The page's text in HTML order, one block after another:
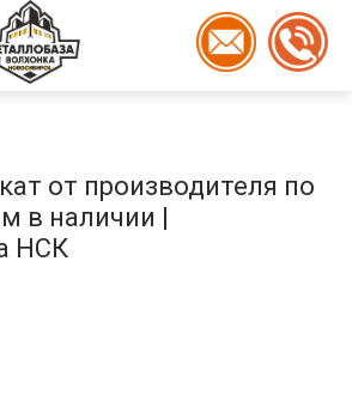
от производителя по
в наличии |
НСК